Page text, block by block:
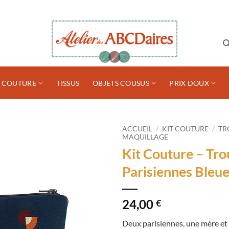
COUTURE TISSUS OBJETS COUSUS PRIX DOUX
ACCUEIL / KIT COUTURE /
MAQUILLAGE
Kit Couture –
Parisiennes Bleue
24,00 €
Deux parisiennes, une mère